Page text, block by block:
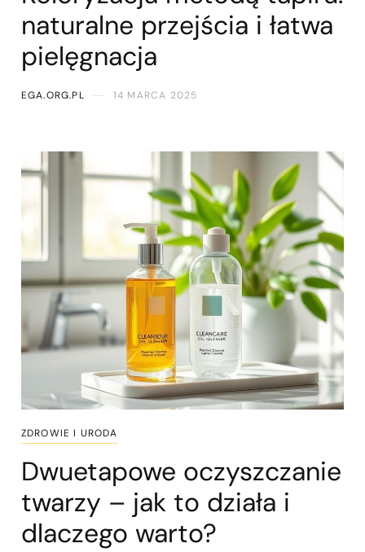
naturalne przejścia i łatwa
pielęgnacja
EGA.ORG.PL 14 MARCA 2025
ZDROWIE I URODA
Dwuetapowe oczyszczanie
twarzy – jak to działa i
dlaczego warto?